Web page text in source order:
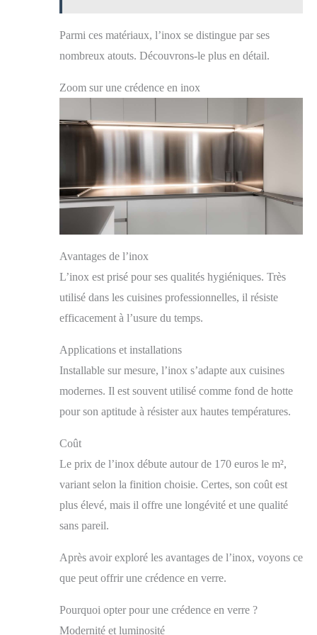
Parmi ces matériaux, l’inox se distingue par ses
nombreux atouts. Découvrons-le plus en détail.
Zoom sur une crédence en inox
Avantages de l’inox
L’inox est prisé pour ses qualités hygiéniques. Très
utilisé dans les cuisines professionnelles, il résiste
efficacement à l’usure du temps.
Applications et installations
Installable sur mesure, l’inox s’adapte aux cuisines
modernes. Il est souvent utilisé comme fond de hotte
pour son aptitude à résister aux hautes températures.
Coût
Le prix de l’inox débute autour de 170 euros le m²,
variant selon la finition choisie. Certes, son coût est
plus élevé, mais il offre une longévité et une qualité
sans pareil.
Après avoir exploré les avantages de l’inox, voyons ce
que peut offrir une crédence en verre.
Pourquoi opter pour une crédence en verre ?
Modernité et luminosité